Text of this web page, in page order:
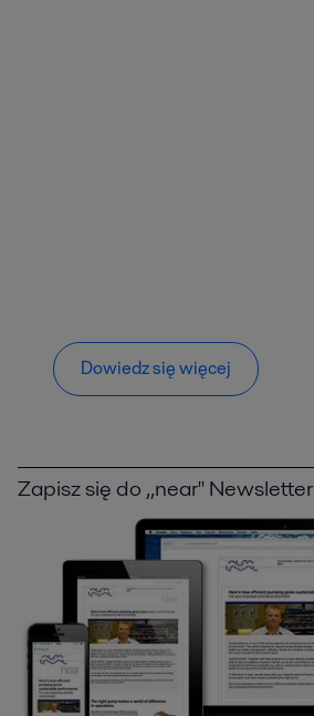
Dowiedz się więcej
Zapisz się do ,,near'' Newsletter